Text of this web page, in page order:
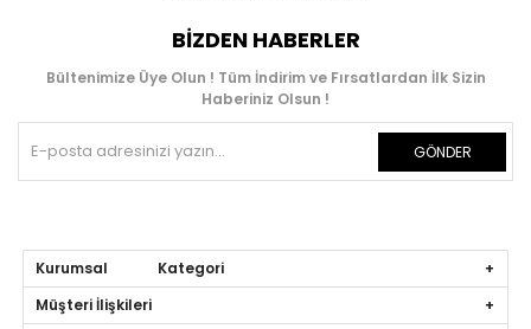
BIZDEN HABERLER
Bültenimize Üye Olun ! Tüm İndirim ve Fırsatlardan İlk Sizin
Haberiniz Olsun !
GÖNDER
Kurumsal Kategori
Müşteri İlişkileri